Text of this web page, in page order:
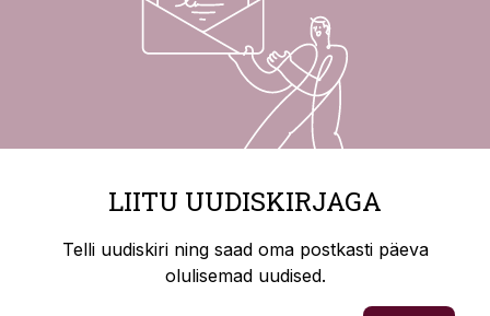
LIITU UUDISKIRJAGA
Telli uudiskiri ning saad oma postkasti päeva
olulisemad uudised.